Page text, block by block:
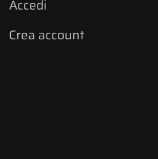
Accedi
Crea account